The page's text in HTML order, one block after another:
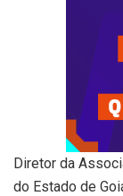
Diretor da
do Estado de